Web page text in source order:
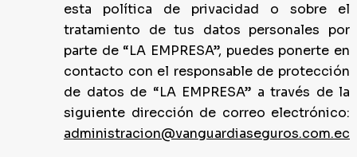
esta política de privacidad o sobre el
tratamiento de tus datos personales por
parte de “LA EMPRESA”, puedes ponerte en
contacto con el responsable de protección
de datos de “LA EMPRESA” a través de la
siguiente dirección de correo electrónico:
administracion@vanguardiaseguros.com.ec